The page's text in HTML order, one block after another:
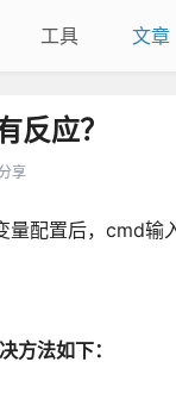
工具 文章
反应？
享
配置后，cmd输
方法如下：